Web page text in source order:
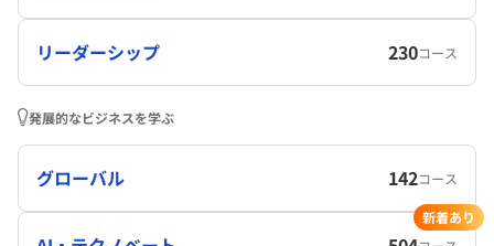
リーダーシップ 230コース
発展的なビジネスを学ぶ
グローバル 142コース
新着あり